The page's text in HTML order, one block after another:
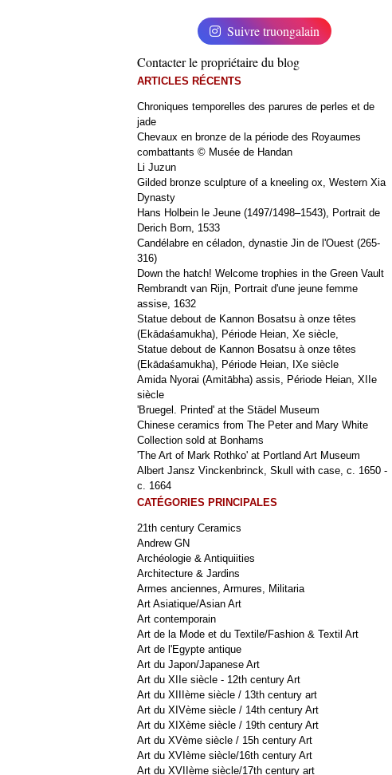
Suivre truongalain
Contacter le propriétaire du blog
ARTICLES RÉCENTS
Chroniques temporelles des parures de perles et de
jade
Chevaux en bronze de la période des Royaumes
combattants © Musée de Handan
Li Juzun
Gilded bronze sculpture of a kneeling ox, Western Xia
Dynasty
Hans Holbein le Jeune (1497/1498–1543), Portrait de
Derich Born, 1533
Candélabre en céladon, dynastie Jin de l'Ouest (265-
316)
Down the hatch! Welcome trophies in the Green Vault
Rembrandt van Rijn, Portrait d'une jeune femme
assise, 1632
Statue debout de Kannon Bosatsu à onze têtes
(Ekādaśamukha), Période Heian, Xe siècle,
Statue debout de Kannon Bosatsu à onze têtes
(Ekādaśamukha), Période Heian, IXe siècle
Amida Nyorai (Amitābha) assis, Période Heian, XIIe
siècle
'Bruegel. Printed' at the Städel Museum
Chinese ceramics from The Peter and Mary White
Collection sold at Bonhams
'The Art of Mark Rothko' at Portland Art Museum
Albert Jansz Vinckenbrinck, Skull with case, c. 1650 -
c. 1664
CATÉGORIES PRINCIPALES
21th century Ceramics
Andrew GN
Archéologie & Antiquiities
Architecture & Jardins
Armes anciennes, Armures, Militaria
Art Asiatique/Asian Art
Art contemporain
Art de la Mode et du Textile/Fashion & Textil Art
Art de l'Egypte antique
Art du Japon/Japanese Art
Art du XIIe siècle - 12th century Art
Art du XIIIème siècle / 13th century art
Art du XIVème siècle / 14th century Art
Art du XIXème siècle / 19th century Art
Art du XVème siècle / 15h century Art
Art du XVIème siècle/16th century Art
Art du XVIIème siècle/17th century art